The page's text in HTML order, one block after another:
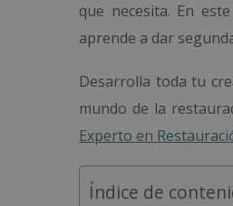
que necesita. En
aprende a dar
Desarrolla toda tu
mundo de la
Experto en
Índice de